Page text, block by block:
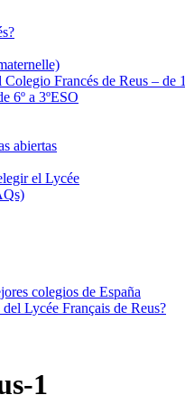
Francés de Reus – de
6º a 3ºESO
abiertas
el Lycée
colegios de España
Lycée Français de Reus?
1